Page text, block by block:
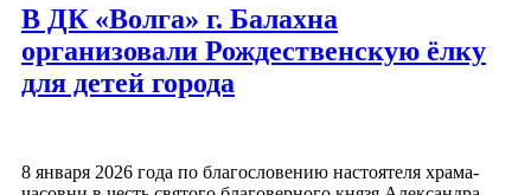
благочиния
прошла
благотворительная
Рождественская
ёлка»
В ДК «Волга» г. Балахна
организовали Рождественскую ёлку
для детей города
8 января 2026 года по благословению настоятеля храма-